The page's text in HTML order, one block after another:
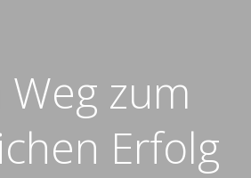
Weg zum
Erfolg